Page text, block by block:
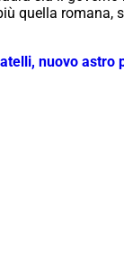
quella
nuovo astro